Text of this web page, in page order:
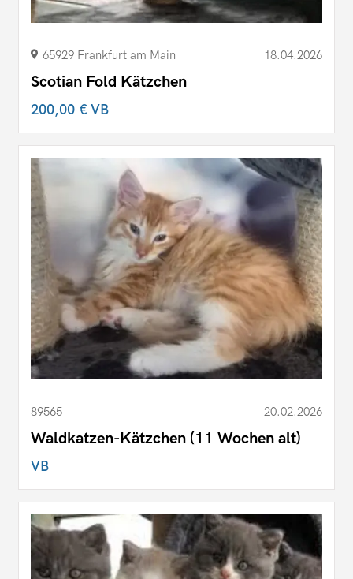
65929 Frankfurt am Main 18.04.2026
Scotian Fold Kätzchen
200,00 €VB
89565 20.02.2026
Waldkatzen-Kätzchen (11 Wochen alt)
VB